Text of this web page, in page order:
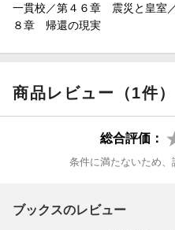
一貫校／第４６章 震災と皇室
８章 帰還の現実
商品レビュー（1件）
総合評価：
条件に満たないため、
ブックスのレビュー